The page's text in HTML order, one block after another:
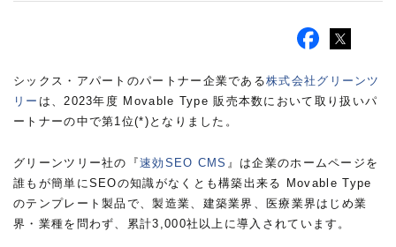
シックス・アパートのパートナー企業である株式会社グリーンツ
リー は、2023年度 Movable Type 販売本数において取り扱いパ
ートナーの中で第1位(*)となりました。
グリーンツリー社の『速効SEO CMS 』は企業のホームページを
誰もが簡単にSEOの知識がなくとも構築出来る Movable Type
のテンプレート製品で、製造業、建築業界、医療業界はじめ業
界・業種を問わず、累計3,000社以上に導入されています。